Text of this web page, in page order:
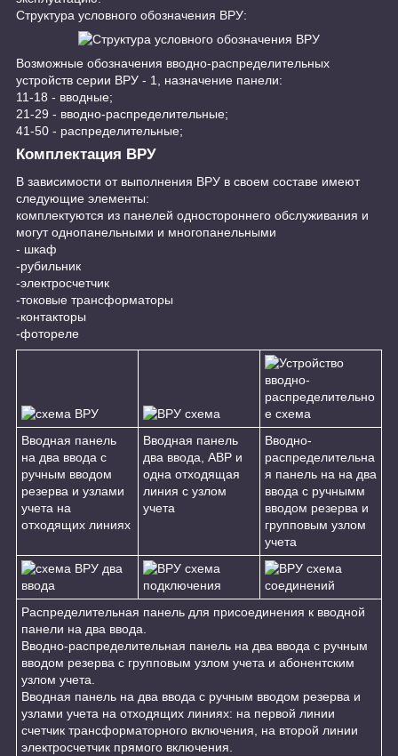
Структура условного обозначения ВРУ:
Возможные обозначения вводно-распределительных
устройств серии ВРУ - 1, назначение панели:
11-18 - вводные;
21-29 - вводно-распределительные;
41-50 - распределительные;
Комплектация ВРУ
В зависимости от выполнения ВРУ в своем составе имеют
следующие элементы:
комплектуются из панелей одностороннего обслуживания и
могут однопанельными и многопанельными
- шкаф
-рубильник
-электросчетчик
-токовые трансформаторы
-контакторы
-фотореле
Вводная панель
на два ввода с
ручным вводом
резерва и узлами
учета на
отходящих линиях
Вводная панель
два ввода, АВР и
одна отходящая
линия с узлом
учета
Вводно-
распределительна
я панель на на два
ввода с ручнымм
вводом резерва и
групповым узлом
учета
Распределительная панель для присоединения к вводной
панели на два ввода.
Вводно-распределительная панель на два ввода с ручным
вводом резерва с групповым узлом учета и абонентским
узлом учета.
Вводная панель на два ввода с ручным вводом резерва и
узлами учета на отходящих линиях: на первой линии
счетчик трансформаторного включения, на второй линии
электросчетчик прямого включения.